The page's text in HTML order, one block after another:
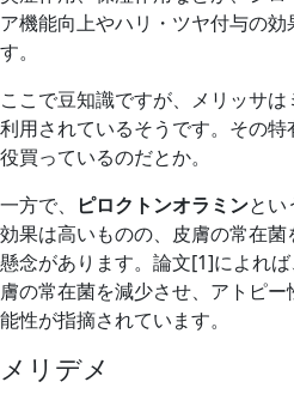
ア機能向上やハリ・ツヤ付与の
す。
ここで豆知識ですが、メリッサ
利用されているそうです。その
役買っているのだとか。
一方で、
ピロクトンオラミンとい
効果は高いものの、皮膚の常在
懸念があります。論文[1]によれ
膚の常在菌を減少させ、アトピ
能性が指摘されています。
メリデメ